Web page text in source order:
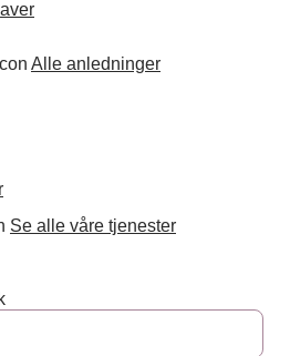
Alle anledninger
Se alle våre tjenester